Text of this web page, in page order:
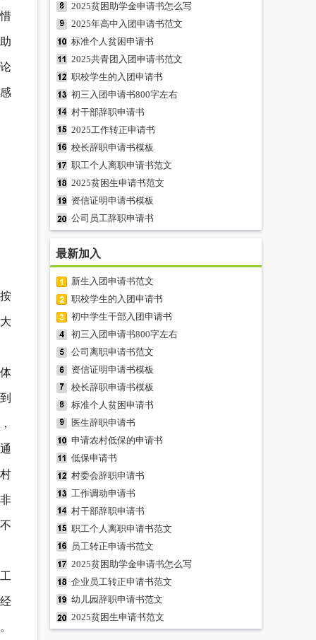
2025贫困助学金申请书怎么写
2025年高中入团申请书范文
标准个人贫困申请书
2025共青团入团申请书范文
职校学生的入团申请书
初三入团申请书800字左右
村干部辞职申请书
2025工作转正申请书
校长辞职申请书模板
职工个人离职申请书范文
2025贫困生申请书范文
资信证明申请书模板
公司员工辞职申请书
最新加入
新生入团申请书范文
职校学生的入团申请书
初中学生干部入团申请书
初三入团申请书800字左右
公司离职申请书范文
资信证明申请书模板
校长辞职申请书模板
标准个人贫困申请书
医生辞职申请书
申请农村低保的申请书
低保申请书
村委会辞职申请书
工作调动申请书
村干部辞职申请书
职工个人离职申请书范文
员工转正申请书范文
2025贫困助学金申请书怎么写
企业员工转正申请书范文
幼儿园辞职申请书范文
2025贫困生申请书范文